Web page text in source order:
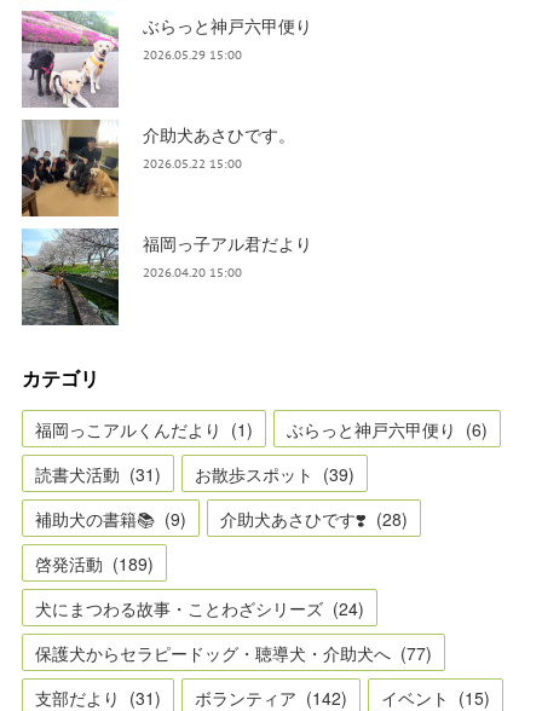
ぶらっと神戸六甲便り
2026.05.29 15:00
介助犬あさひです。
2026.05.22 15:00
福岡っ子アル君だより
2026.04.20 15:00
カテゴリ
福岡っこアルくんだより (1) ぶらっと神戸六甲便り (6)
読書犬活動 (31) お散歩スポット (39)
補助犬の書籍📚 (9) 介助犬あさひです❣️ (28)
啓発活動 (189)
犬にまつわる故事・ことわざシリーズ (24)
保護犬からセラピードッグ・聴導犬・介助犬へ (77)
支部だより (31) ボランティア (142) イベント (15)